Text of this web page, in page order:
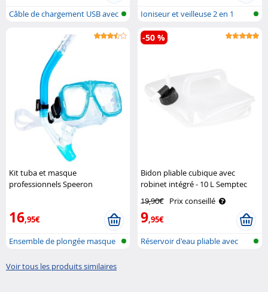
Câble de chargement USB avec
Ioniseur et veilleuse 2 en 1
Kit tuba et masque
professionnels Speeron
16,95€
Ensemble de plongée masque
Bidon pliable cubique avec
robinet intégré - 10 L Semptec
19,90€ Prix conseillé
9,95€
-50 %
Réservoir d'eau pliable avec
Voir tous les produits similaires